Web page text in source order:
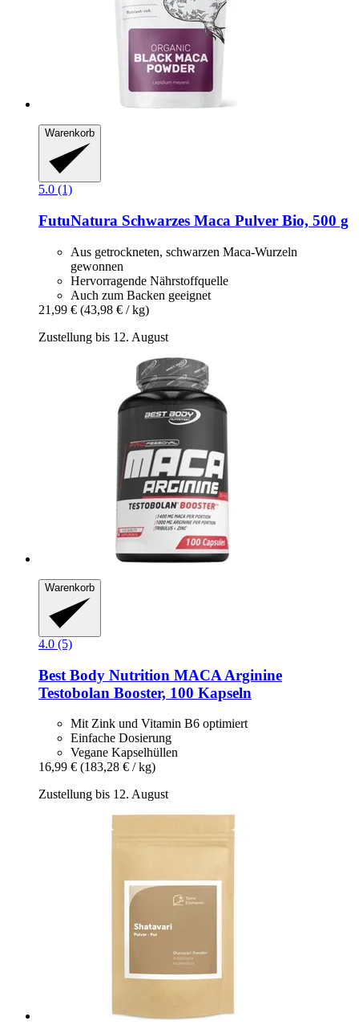
Warenkorb
5.0 (1)
FutuNatura Schwarzes Maca Pulver Bio, 500 g
Aus getrockneten, schwarzen Maca-Wurzeln
gewonnen
Hervorragende Nährstoffquelle
Auch zum Backen geeignet
21,99 € (43,98 € / kg)
Zustellung bis 12. August
Warenkorb
4.0 (5)
Best Body Nutrition MACA Arginine
Testobolan Booster, 100 Kapseln
Mit Zink und Vitamin B6 optimiert
Einfache Dosierung
Vegane Kapselhüllen
16,99 € (183,28 € / kg)
Zustellung bis 12. August